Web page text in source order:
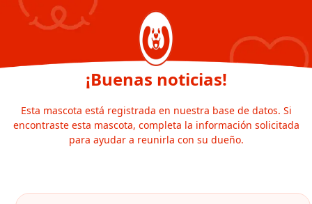
¡Buenas noticias!
Esta mascota está registrada en nuestra base de datos. Si
encontraste esta mascota, completa la información solicitada
para ayudar a reunirla con su dueño.